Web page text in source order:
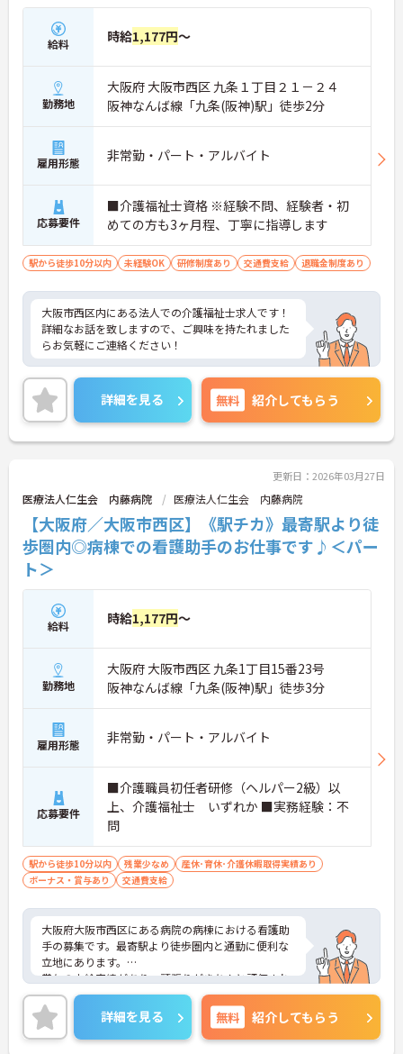
給料 時給1,177円～
勤務地
大阪府 大阪市西区 九条１丁目２１－２４
阪神なんば線「九条(阪神)駅」徒歩2分
雇用形態 非常勤・パート・アルバイト
応募要件
■介護福祉士資格 ※経験不問、経験者・初
めての方も3ヶ月程、丁寧に指導します
駅から徒歩10分以内 未経験OK 研修制度あり 交通費支給 退職金制度あり
大阪市西区内にある法人での介護福祉士求人です！
詳細なお話を致しますので、ご興味を持たれました
らお気軽にご連絡ください！
詳細を見る 無料 紹介してもらう
更新日：2026年03月27日
医療法人仁生会 内藤病院 医療法人仁生会 内藤病院
【大阪府／大阪市西区】《駅チカ》最寄駅より徒
歩圏内◎病棟での看護助手のお仕事です♪＜パー
ト＞
給料 時給1,177円～
勤務地
大阪府 大阪市西区 九条1丁目15番23号
阪神なんば線「九条(阪神)駅」徒歩3分
雇用形態 非常勤・パート・アルバイト
応募要件
■介護職員初任者研修（ヘルパー2級）以
上、介護福祉士 いずれか ■実務経験：不
問
駅から徒歩10分以内 残業少なめ
産休･育休･介護休暇取得実績あり
ボーナス・賞与あり
交通費支給
大阪府大阪市西区にある病院の病棟における看護助
手の募集です。最寄駅より徒歩圏内と通勤に便利な
立地にあります。
賞与の支給実績があり、頑張りがきちんと評価され
る職場です。また、残業が少なめなので、プライベ
ートを大切にしながらご勤務いただけます。
ご興味のある方には、面接対策ポイントなど、さら
に詳細をお話しいたしますのでお気軽にご相談くだ
詳細を見る 無料 紹介してもらう